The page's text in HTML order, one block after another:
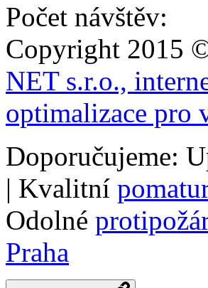
Počet návštěv:
Copyright 2015
NET s.r.o.,
optimalizace pro
Doporučujeme:
| Kvalitní
Odolné
Praha